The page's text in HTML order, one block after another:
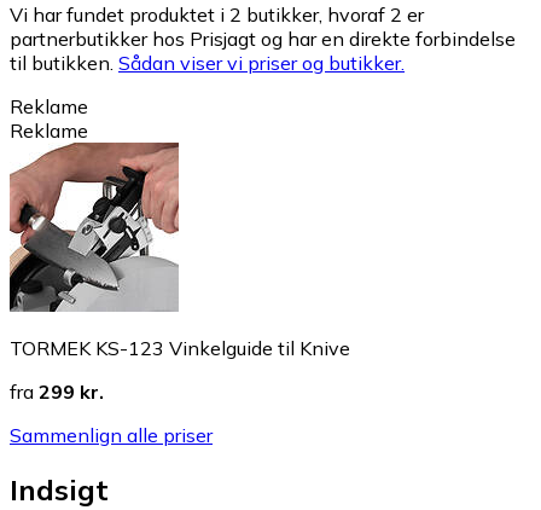
Vi har fundet produktet i 2 butikker, hvoraf 2 er
partnerbutikker hos Prisjagt og har en direkte forbindelse
til butikken. Sådan viser vi priser og butikker.
Reklame
Reklame
TORMEK KS-123 Vinkelguide til Knive
fra 299 kr.
Sammenlign alle priser
Indsigt